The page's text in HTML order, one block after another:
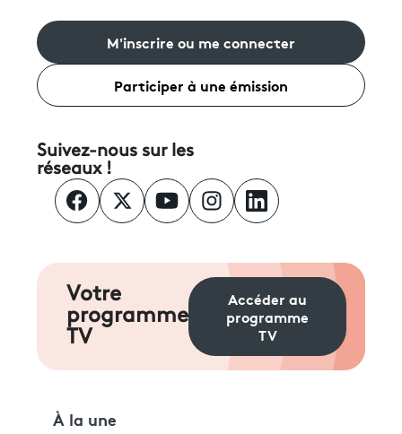
M'inscrire ou me connecter
Participer à une émission
Suivez-nous sur les
réseaux !
Votre
programme
TV
Accéder au
programme
TV
À la une